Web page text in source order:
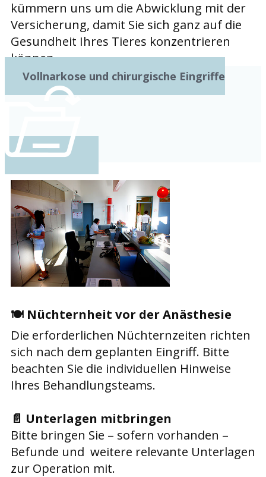
kümmern uns um die Abwicklung mit der
Versicherung, damit Sie sich ganz auf die
Gesundheit Ihres Tieres konzentrieren
können.
Vollnarkose und chirurgische Eingriffe
🍽️ Nüchternheit vor der Anästhesie
Die erforderlichen Nüchternzeiten richten
sich nach dem geplanten Eingriff. Bitte
beachten Sie die individuellen Hinweise
Ihres Behandlungsteams.
📄 Unterlagen mitbringen
Bitte bringen Sie – sofern vorhanden –
Befunde und weitere relevante Unterlagen
zur Operation mit.